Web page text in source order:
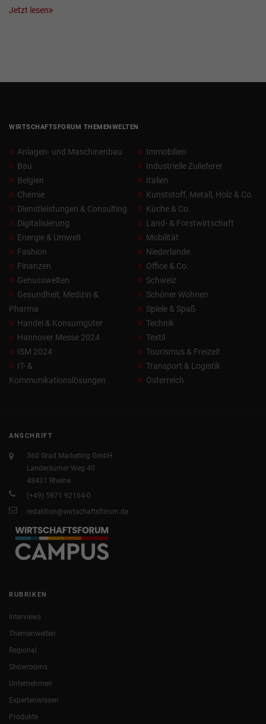
Jetzt lesen
WIRTSCHAFTSFORUM THEMENWELTEN
Anlagen- und Maschinenbau
Bau
Belgien
Chemie
Dienstleistungen & Consulting
Digitalisierung
Energie & Umwelt
Fashion
Finanzen
Genusswelten
Gesundheit, Medizin &
Pharma
Handel & Konsumgüter
Hannover Messe 2024
ISM 2024
IT- &
Kommunikationslösungen
Immobilien
Industrielle Zulieferer
Italien
Kunststoff, Metall, Holz & Co.
Küche & Co.
Land- & Forstwirtschaft
Mobilität
Niederlande
Office & Co.
Schweiz
Schöner Wohnen
Spiele & Spaß
Technik
Textil
Tourismus & Freizeit
Transport & Logistik
Österreich
ANSCHRIFT
360 Grad Marketing GmbH
Landersumer Weg 40
48431 Rheine
(+49) 5971 92164-0
redaktion@wirtschaftsforum.de
RUBRIKEN
Interviews
Themenwelten
Regional
Showrooms
Unternehmen
Expertenwissen
Produkte